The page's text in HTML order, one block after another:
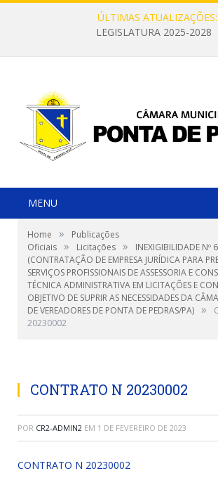
ÚLTIMAS ATUALIZAÇÕES:
LEGISLATURA 2025-2028
MENU
Home »
Publicações
Oficiais » Licitações »
INEXIGIBILIDADE
(CONTRATAÇÃO DE EMPRESA JURÍDICA PARA
SERVIÇOS PROFISSIONAIS DE ASSESSORIA E
TÉCNICA ADMINISTRATIVA EM LICITAÇÕES E
OBJETIVO DE SUPRIR AS NECESSIDADES DA
DE VEREADORES DE PONTA DE PEDRAS/PA) »
20230002
CONTRATO N 20230002
POR CR2-ADMIN2 EM 1 DE FEVEREIRO DE 2023
CONTRATO N 20230002